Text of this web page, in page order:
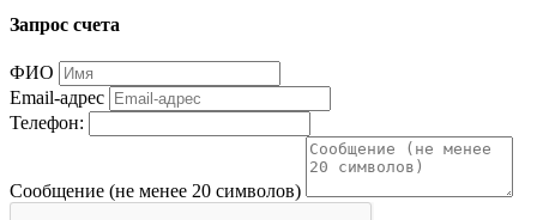
Запрос счета
ФИО
Email-адрес
Телефон:
Сообщение (не менее 20 символов)